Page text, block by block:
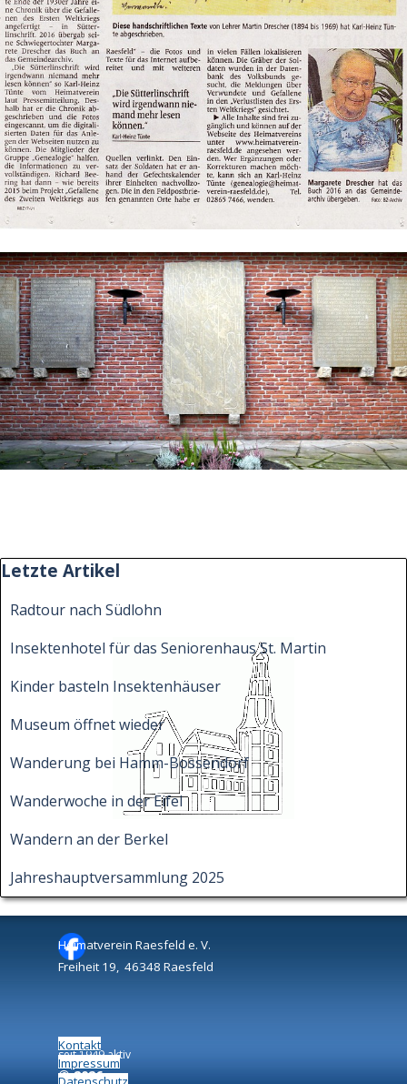
Block überspringen Letzte Artikel
Letzte Artikel
Radtour nach Südlohn
Insektenhotel für das Seniorenhaus St. Martin
Kinder basteln Insektenhäuser
Museum öffnet wieder
Wanderung bei Hamm-Bossendorf
Wanderwoche in der Eifel
Wandern an der Berkel
Jahreshauptversammlung 2025
Heimatverein Raesfeld e. V.
Freiheit 19, 46348 Raesfeld
seit 1949 aktiv
© 2026
Kontakt
Impressum